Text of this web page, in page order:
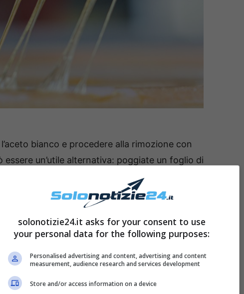
bianco e procedere alla rimozione con
essere un’utile alternativa: poggiate un foglio di
passate sopra il ferro da stiro caldo, in modo
sulla carta assorbente.Ripetete
ogni residuo, avendo cura di usare la
è ancora fresca potrete usare della
utilizzerete l’alcool etilico.Lacolla universale
un normale solvente per smalto
attenzione al tipo di tessuto che andrete a
solonotizie24.it asks for your consent to use
your personal data for the following purposes:
Personalised advertising and content, advertising and content
measurement, audience research and services development
Store and/or access information on a device